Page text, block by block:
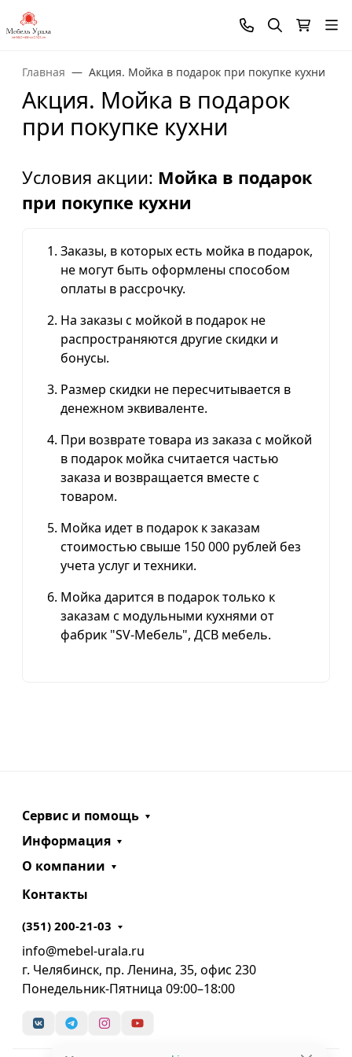
Главная Акция. Мойка в подарок при покупке кухни
Акция. Мойка в подарок
при покупке кухни
Условия акции: Мойка в подарок
при покупке кухни
Заказы, в которых есть мойка в подарок,
не могут быть оформлены способом
оплаты в рассрочку.
На заказы с мойкой в подарок не
распространяются другие скидки и
бонусы.
Размер скидки не пересчитывается в
денежном эквиваленте.
При возврате товара из заказа с мойкой
в подарок мойка считается частью
заказа и возвращается вместе с
товаром.
Мойка идет в подарок к заказам
стоимостью свыше 150 000 рублей без
учета услуг и техники.
Мойка дарится в подарок только к
заказам с модульными кухнями от
фабрик "SV-Мебель", ДСВ мебель.
Сервис и помощь
Информация
О компании
Контакты
(351) 200-21-03
info@mebel-urala.ru
г. Челябинск, пр. Ленина, 35, офис 230
Понедельник-Пятница 09:00–18:00